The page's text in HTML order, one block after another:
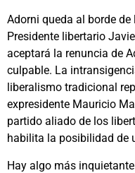
Adorni queda al borde
Presidente libertario
aceptará la renuncia de
culpable. La
liberalismo tradicional
expresidente Mauricio
partido aliado de los
habilita la posibilidad de
Hay algo más